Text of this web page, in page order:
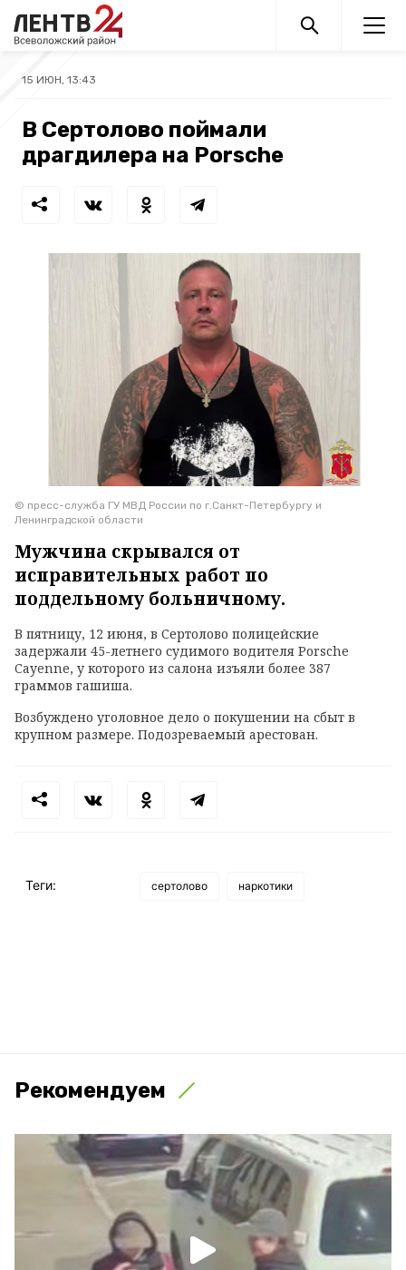
15 ИЮН, 13:43
В Сертолово поймали
драгдилера на Porsche
© пресс-служба ГУ МВД России по г.Санкт-Петербургу и
Ленинградской области
Мужчина скрывался от
исправительных работ по
поддельному больничному.
В пятницу, 12 июня, в Сертолово полицейские
задержали 45-летнего судимого водителя Porsche
Cayenne, у которого из салона изъяли более 387
граммов гашиша.
Возбуждено уголовное дело о покушении на сбыт в
крупном размере. Подозреваемый арестован.
Теги: сертолово наркотики
Рекомендуем